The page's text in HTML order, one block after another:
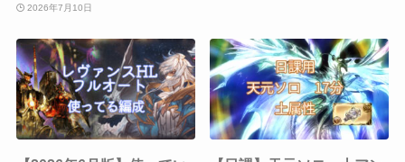
2026年7月10日